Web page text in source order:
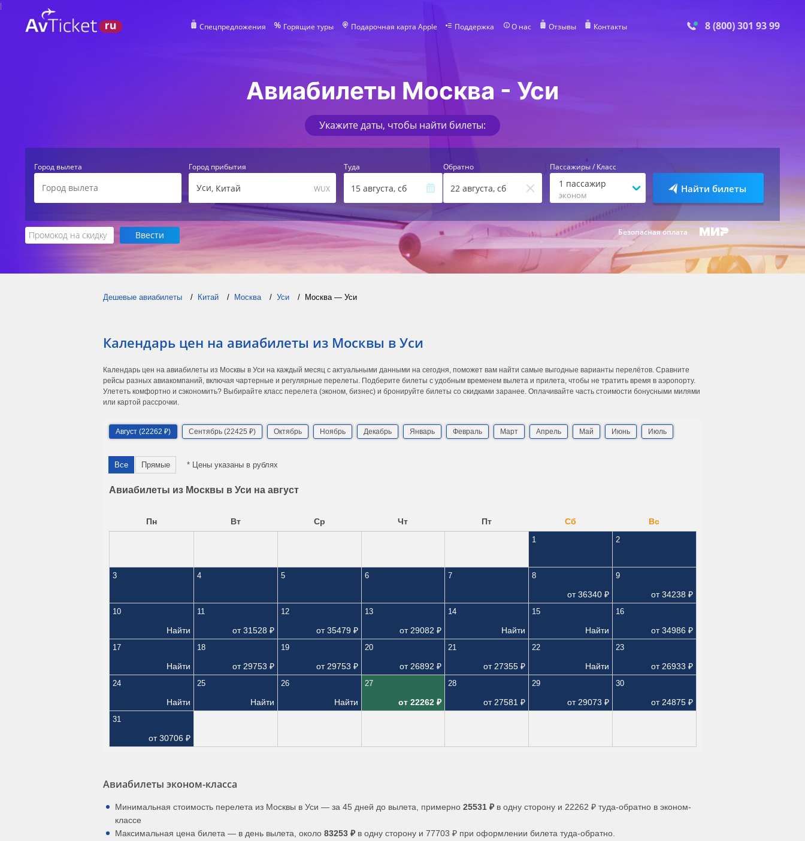
Спецпредложения Горящие туры Подарочная карта Apple Поддержка О нас Отзывы Контакты 8 (800) 301 93 99
Авиабилеты Москва - Уси
Укажите даты, чтобы найти билеты:
Город вылета Город прибытия
Уси, Китай WUX
Туда
15 августа, сб
Обратно
22 августа, сб
Пассажиры / Класс
1 пассажир
эконом
Найти билеты
Безопасная оплата
Дешевые авиабилеты Китай Москва Уси Москва — Уси
Календарь цен на авиабилеты из Москвы в Уси
Календарь цен на авиабилеты из Москвы в Уси на каждый месяц с актуальными данными на сегодня, поможет вам найти самые выгодные варианты перелётов. Сравните
рейсы разных авиакомпаний, включая чартерные и регулярные перелеты. Подберите билеты с удобным временем вылета и прилета, чтобы не тратить время в аэропорту.
Улететь комфортно и сэкономить? Выбирайте класс перелета (эконом, бизнес) и бронируйте билеты со скидками заранее. Оплачивайте часть стоимости бонусными милями
или картой рассрочки.
Август (22262 ₽) Сентябрь (22425 ₽) Октябрь Ноябрь Декабрь Январь Февраль Март Апрель Май Июнь Июль
Все Прямые * Цены указаны в рублях
Авиабилеты из Москвы в Уси на август
Пн Вт Ср Чт Пт Сб Вс
1 2
3 4 5 6 7 8
от 36340 ₽
9
от 34238 ₽
10
Найти
11
от 31528 ₽
12
от 35479 ₽
13
от 29082 ₽
14
Найти
15
Найти
16
от 34986 ₽
17
Найти
18
от 29753 ₽
19
от 29753 ₽
20
от 26892 ₽
21
от 27355 ₽
22
Найти
23
от 26933 ₽
24
Найти
25
Найти
26
Найти
27
от 22262 ₽
28
от 27581 ₽
29
от 29073 ₽
30
от 24875 ₽
31
от 30706 ₽
Авиабилеты эконом-класса
Минимальная стоимость перелета из Москвы в Уси — за 45 дней до вылета, примерно 25531 ₽ в одну сторону и 22262 ₽ туда-обратно в эконом-
классе
Максимальная цена билета — в день вылета, около 83253 ₽ в одну сторону и 77703 ₽ при оформлении билета туда-обратно.